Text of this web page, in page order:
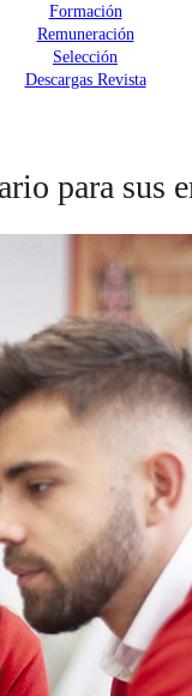
Formación
Remuneración
Selección
Descargas Revista
para sus